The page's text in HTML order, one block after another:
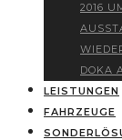
2016
DOKA
LEISTUNGEN
FAHRZEUGE